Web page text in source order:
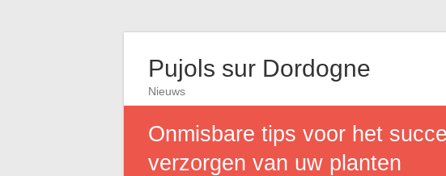
Pujols sur Dordogne
Nieuws
Onmisbare tips voor het
verzorgen van uw planten